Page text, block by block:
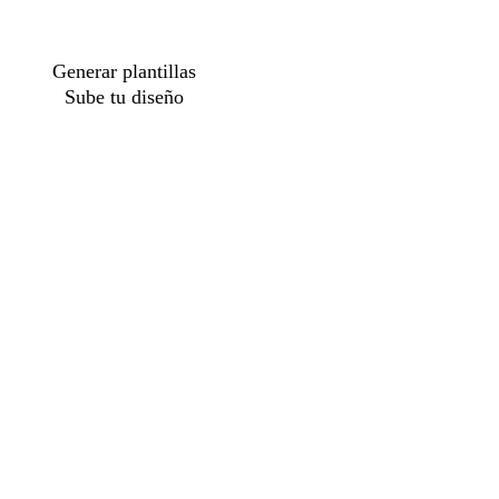
Generar plantillas
Sube tu diseño